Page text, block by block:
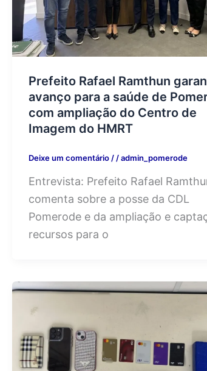
Prefeito Rafael Ramthun
avanço para a saúde de
com ampliação do Centro de
Imagem do HMRT
Deixe um comentário / /admin_pomerode
Entrevista: Prefeito Rafael
comenta sobre a posse da CDL
Pomerode e da ampliação e
recursos para o